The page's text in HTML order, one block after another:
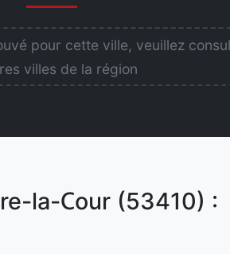
pour cette ville, veuillez
villes de la région
la-Cour (53410) :